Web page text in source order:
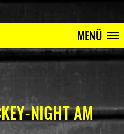
MENÜ
NIGHT AM